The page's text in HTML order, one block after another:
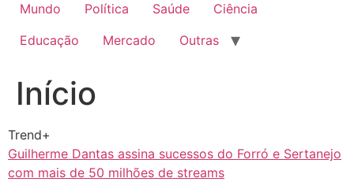
Mundo
Política Saúde
Ciência
Educação
Mercado Outras
Início
Trend+
Guilherme Dantas assina sucessos do Forró e Sertanejo
com mais de 50 milhões de streams